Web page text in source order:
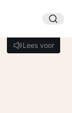
Lees voor
Lees voor